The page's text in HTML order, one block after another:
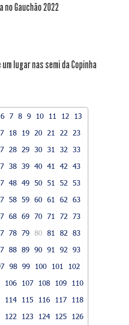
no Gauchão 2022
lugar nas semi da Copinha
6 7 8 9 10 11 12
13
18 19 20 21 22
23
28 29 30 31 32
33
38 39 40 41 42
43
48 49 50 51 52
53
58 59 60 61 62
63
68 69 70 71 72
73
78 79 80 81 82
83
88 89 90 91 92
93
98 99 100 101
102
106 107 108 109
110
114 115 116 117
118
122 123 124 125
126